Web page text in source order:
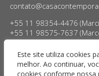
Este site utiliza cookies
melhor. Ao continuar,
cookies conforme nossa
+55 11 98354-4476
+55 11 98575-7637
Horário de
Terça a sexta-feira, das
Sábado das 11h às 17h